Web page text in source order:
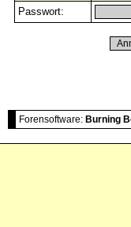
Passwort:
Forensoftware: Burning